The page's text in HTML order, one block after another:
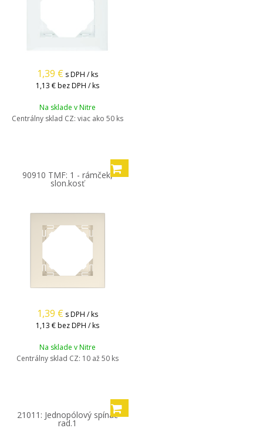
1,39 € s DPH / ks
1,13 € bez DPH / ks
Na sklade v Nitre
Centrálny sklad CZ: viac ako 50 ks
90910 TMF: 1 - rámček,
slon.kosť
1,39 € s DPH / ks
1,13 € bez DPH / ks
Na sklade v Nitre
Centrálny sklad CZ: 10 až 50 ks
21011: Jednopólový spínač
rad.1